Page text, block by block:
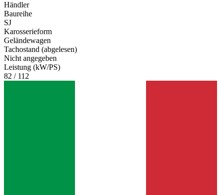
Händler
Baureihe
SJ
Karosserieform
Geländewagen
Tachostand (abgelesen)
Nicht angegeben
Leistung (kW/PS)
82 / 112